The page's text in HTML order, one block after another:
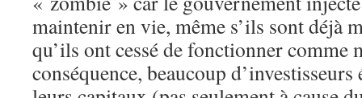
maintenir en vie, même s’ils sont déjà
qu’ils ont cessé de fonctionner comme
conséquence, beaucoup